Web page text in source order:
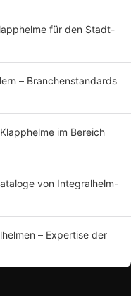
für den Stadt-
– Branchenstandards
im Bereich
von Integralhelm-
– Expertise der